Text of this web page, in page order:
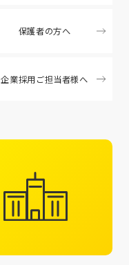
保護者の方へ
企業採用ご担当者様へ